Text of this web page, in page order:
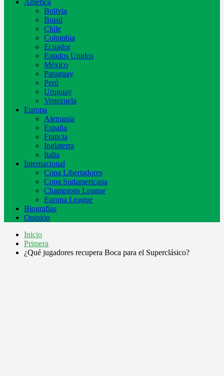
América
Bolivia
Brasil
Chile
Colombia
Ecuador
Estados Unidos
México
Paraguay
Perú
Uruguay
Venezuela
Europa
Alemania
España
Francia
Inglaterra
Italia
Internacional
Copa Libertadores
Copa Sudamericana
Champions League
Europa League
Biografías
Opinión
Inicio
Primera
¿Qué jugadores recupera Boca para el Superclásico?